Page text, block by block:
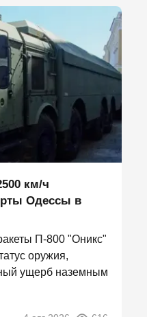
км/ч
Одессы в
П‑800 "Оникс"
оружия,
ущерб наземным